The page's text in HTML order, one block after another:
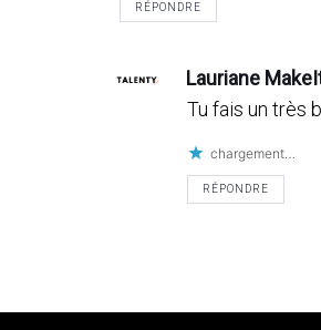
RÉPONDRE
Lauriane
Tu fais un très
chargement…
RÉPONDRE